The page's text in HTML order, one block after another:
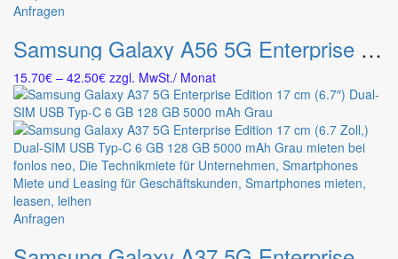
Produktseite
werden
Anfragen
weist
mehrere
Varianten
auf.
Die
Optionen
können
auf
der
Produktseite
Samsung Galaxy A56 5G Enterprise Edition 6.7″ 128 GB Graphit
15.70€ – 42.50€Preisspanne:
15.70€
bis
42.50€
zzgl. MwSt./ Monat
Anfragen
weist